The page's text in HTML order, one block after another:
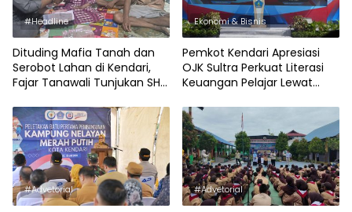
#Headline
Dituding Mafia Tanah dan
Serobot Lahan di Kendari,
Fajar Tanawali Tunjukan SHM
Ekonomi & Bisnis
Pemkot Kendari Apresiasi
OJK Sultra Perkuat Literasi
Keuangan Pelajar Lewat
#Advetorial #Advetorial